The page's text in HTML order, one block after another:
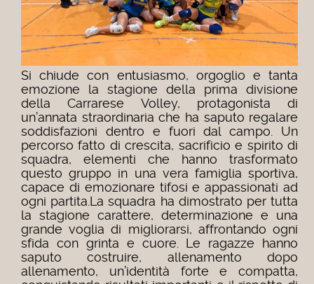
Si chiude con entusiasmo, orgoglio e tanta
emozione la stagione della prima divisione
della Carrarese Volley, protagonista di
un’annata straordinaria che ha saputo regalare
soddisfazioni dentro e fuori dal campo. Un
percorso fatto di crescita, sacrificio e spirito di
squadra, elementi che hanno trasformato
questo gruppo in una vera famiglia sportiva,
capace di emozionare tifosi e appassionati ad
ogni partita.La squadra ha dimostrato per tutta
la stagione carattere, determinazione e una
grande voglia di migliorarsi, affrontando ogni
sfida con grinta e cuore. Le ragazze hanno
saputo costruire, allenamento dopo
allenamento, un’identità forte e compatta,